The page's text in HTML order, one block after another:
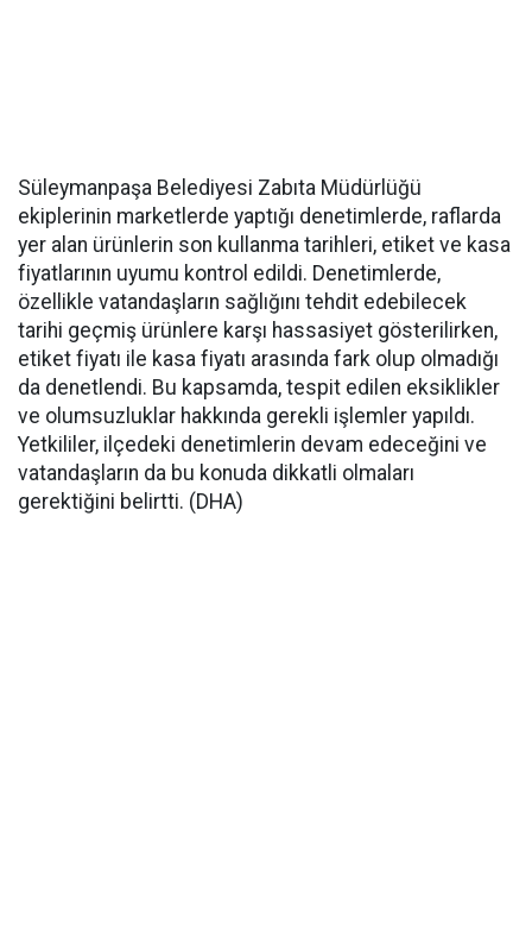
Süleymanpaşa Belediyesi Zabıta Müdürlüğü
ekiplerinin marketlerde yaptığı denetimlerde, raflarda
yer alan ürünlerin son kullanma tarihleri, etiket ve kasa
fiyatlarının uyumu kontrol edildi. Denetimlerde,
özellikle vatandaşların sağlığını tehdit edebilecek
tarihi geçmiş ürünlere karşı hassasiyet gösterilirken,
etiket fiyatı ile kasa fiyatı arasında fark olup olmadığı
da denetlendi. Bu kapsamda, tespit edilen eksiklikler
ve olumsuzluklar hakkında gerekli işlemler yapıldı.
Yetkililer, ilçedeki denetimlerin devam edeceğini ve
vatandaşların da bu konuda dikkatli olmaları
gerektiğini belirtti. (DHA)